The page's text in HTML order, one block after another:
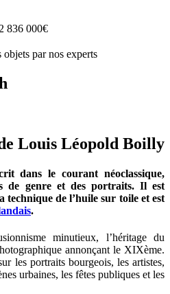
836 000€
par nos experts
Louis Léopold Boilly
dans le courant néoclassique,
de genre et des portraits. Il est
de l’huile sur toile et est
.
minutieux, l’héritage du
annonçant le XIXème.
les portraits bourgeois, les artistes,
urbaines, les fêtes publiques et les